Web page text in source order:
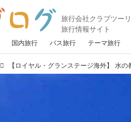
国内旅行 バス旅行 テーマ旅行